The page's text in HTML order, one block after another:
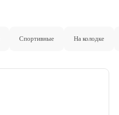
Спортивные На колодке